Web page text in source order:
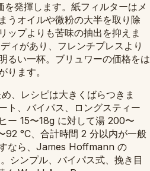
発揮します。紙フィルターはメ
うオイルや微粉の大半を取り除
ップよりも苦味の抽出を抑えま
ィがあり、フレンチプレスより
るい一杯。ブリュワーの価格をは
ります。
、レシピは大きくばらつきま
ト、バイパス、ロングスティー
ー 15〜18g に対して湯 200〜
92 °C、合計時間 2 分以内が一般
なら、James Hoffmann の
シンプル、バイパス式、挽き目